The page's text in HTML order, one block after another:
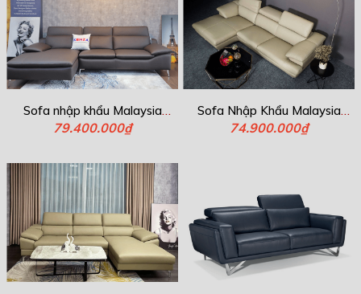
Sofa nhập khẩu Malaysia
M7223
79.400.000₫
Sofa Nhập Khẩu Malaysia
M7225
74.900.000₫